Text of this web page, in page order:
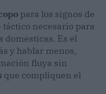
para los signos de
necesario para
Es el
y hablar menos,
fluya sin
que compliquen el